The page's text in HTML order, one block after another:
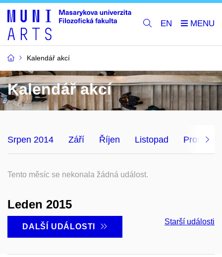
EN
Kalendář akcí
Kalendář akcí
Srpen 2014 Září Říjen Listopad Prosinec
Tento měsíc se nekonala žádná událost.
Leden 2015
DALŠÍ UDÁLOSTI
Starší události